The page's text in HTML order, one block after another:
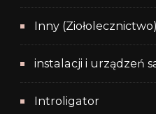
Inny (Ziołolecznictwo)
instalacji i urządzeń
Introligator